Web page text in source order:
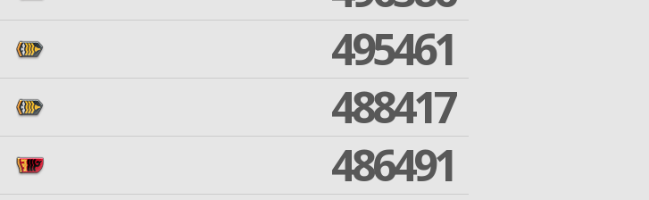
495461
488417
486491